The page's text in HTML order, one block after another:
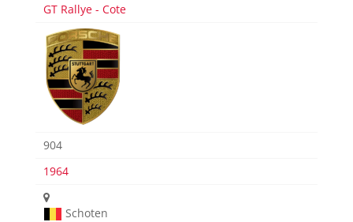
GT Rallye - Cote
904
1964
Schoten